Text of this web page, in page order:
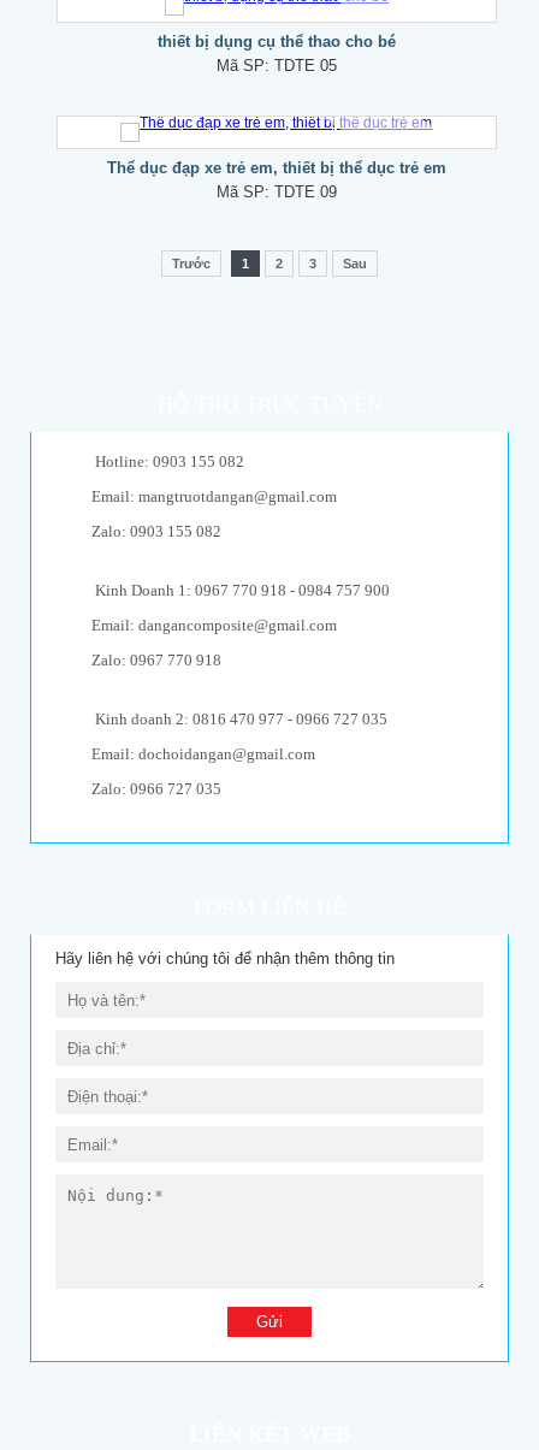
thiết bị dụng cụ thể thao cho bé
Mã SP: TDTE 05
Thể dục đạp xe trẻ em, thiết bị thể dục trẻ em
Mã SP: TDTE 09
Trước 1 2 3 Sau
Hotline: 0903 155 082
Email: mangtruotdangan@gmail.com
Zalo: 0903 155 082
Kinh Doanh 1: 0967 770 918 - 0984 757 900
Email: dangancomposite@gmail.com
Zalo: 0967 770 918
Kinh doanh 2: 0816 470 977 - 0966 727 035
Email: dochoidangan@gmail.com
Zalo: 0966 727 035
Hãy liên hệ với chúng tôi để nhận thêm thông tin